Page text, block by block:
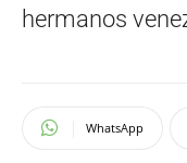
hermanos
WhatsApp